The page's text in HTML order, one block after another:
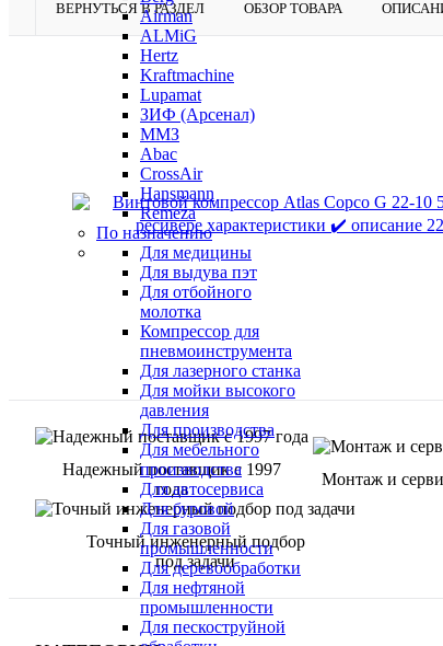
Airman
ALMiG
Hertz
Kraftmachine
Lupamat
ЗИФ (Арсенал)
ММЗ
Abac
CrossAir
Hansmann
Remeza
По назначению
Для медицины
Для выдува пэт
Для отбойного
молотка
Компрессор для
пневмоинструмента
Для лазерного станка
Для мойки высокого
давления
Для производства
Для мебельного
производства
Для автосервиса
Для буровой
Для газовой
промышленности
Для деревообработки
Для нефтяной
промышленности
Для пескоструйной
ВЕРНУТЬСЯ В РАЗДЕЛ ОБЗОР ТОВАРА
Надежный поставщик с 1997
года
Монтаж и
Точный инженерный подбор
под задачи